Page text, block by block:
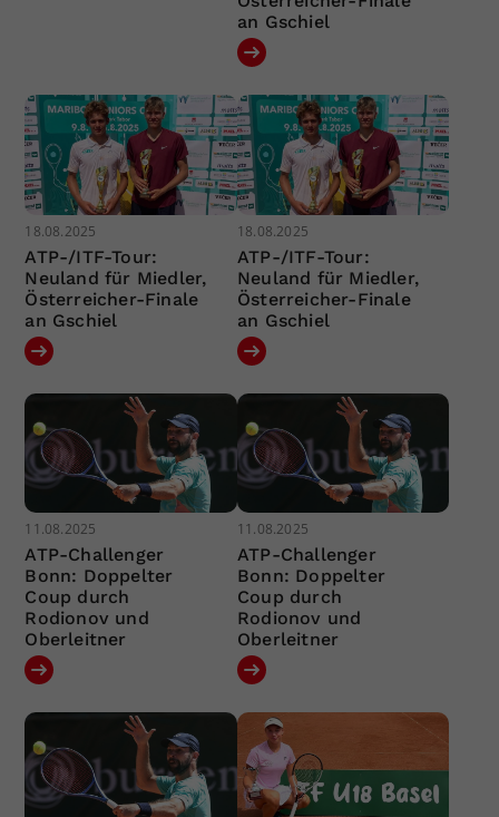
an Gschiel
18.08.2025
ATP-/ITF-Tour:
Neuland für Miedler,
Österreicher-Finale
an Gschiel
18.08.2025
ATP-/ITF-Tour:
Neuland für Miedler,
Österreicher-Finale
an Gschiel
11.08.2025
ATP-Challenger
Bonn: Doppelter
Coup durch
Rodionov und
Oberleitner
11.08.2025
ATP-Challenger
Bonn: Doppelter
Coup durch
Rodionov und
Oberleitner